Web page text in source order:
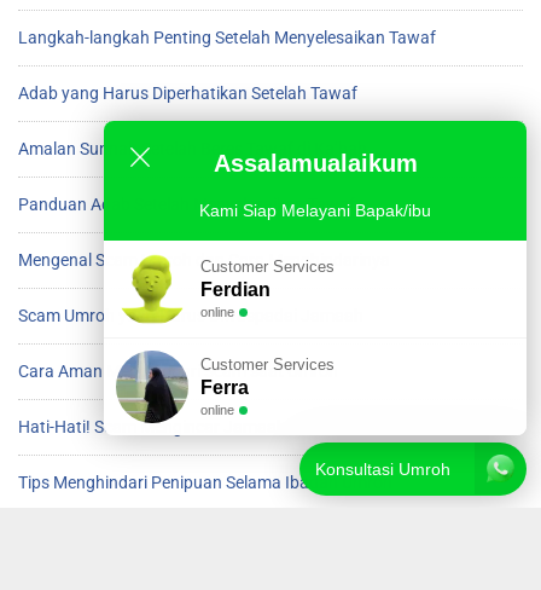
Langkah-langkah Penting Setelah Menyelesaikan Tawaf
Adab yang Harus Diperhatikan Setelah Tawaf
Amalan Sunnah Setelah Beres Tawaf di Ka’bah
Panduan Adab Setelah Menyelesaikan Tawaf
Mengenal Scam Umroh dan Cara Menghindarinya
Scam Umroh yang Harus Diwaspadai Jamaah
Cara Aman Menghindari Scam saat Umroh
Hati-Hati! Scam Mengincar Jamaah Umroh
Tips Menghindari Penipuan Selama Ibadah Umroh
Konsultasi Umroh
Assalamualaikum
Kami Siap Melayani Bapak/ibu
Customer Services
Ferdian
online
Customer Services
Ferra
online